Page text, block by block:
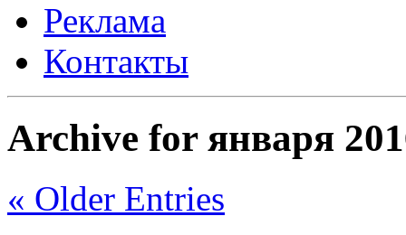
Реклама
Контакты
Archive for января
« Older Entries